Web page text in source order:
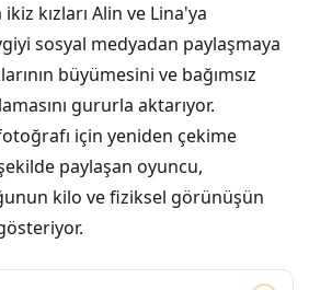
ikiz kızları Alin ve Lina'ya
sosyal medyadan paylaşmaya
büyümesini ve bağımsız
gururla aktarıyor.
için yeniden çekime
paylaşan oyuncu,
kilo ve fiziksel görünüşün